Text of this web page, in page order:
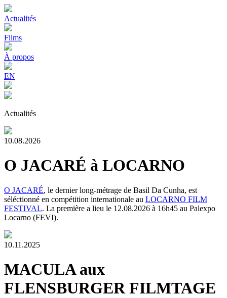
Actualités
Films
À propos
EN
Actualités
10.08.2026
O JACARÉ à LOCARNO
O JACARÉ, le dernier long-métrage de Basil Da Cunha, est
séléctionné en compétition internationale au LOCARNO FILM
FESTIVAL. La première a lieu le 12.08.2026 à 16h45 au Palexpo
Locarno (FEVI).
10.11.2025
MACULA aux
FLENSBURGER FILMTAGE